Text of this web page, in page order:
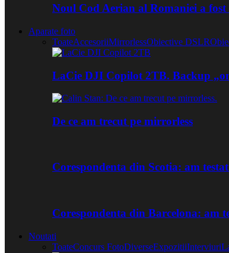
Noul Cod Aerian al Romaniei a
Aparate foto
ToateAccesoriiMirrorlessObiective DSLR
LaCie DJI Copilot 2TB. Backup
De ce am trecut pe mirrorless
Corespondenta din Scotia: am
Corespondenta din Barcelona: am
Noutati
ToateConcurs FotoDiverseExpozitiiInterviuri